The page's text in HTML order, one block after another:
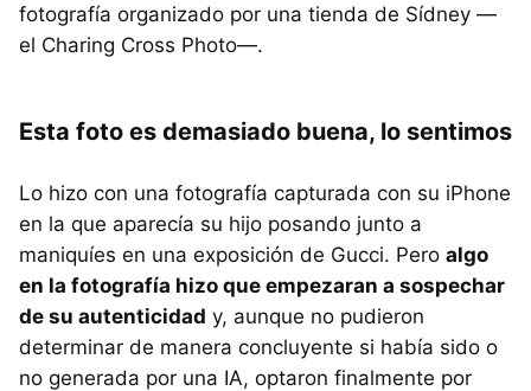
fotografía organizado por una tienda de Sídney —
el Charing Cross Photo—.
Esta foto es demasiado buena, lo sentimos
Lo hizo con una fotografía capturada con su iPhone
en la que aparecía su hijo posando junto a
maniquíes en una exposición de Gucci. Pero algo
en la fotografía hizo que empezaran a sospechar
de su autenticidad y, aunque no pudieron
determinar de manera concluyente si había sido o
no generada por una IA, optaron finalmente por